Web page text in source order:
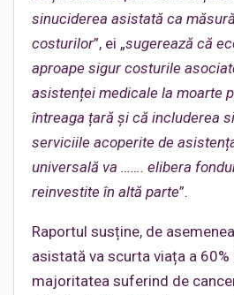
sinuciderea asistată ca
costurilor”, ei „sugerează că
aproape sigur costurile
asistenței medicale la moarte
întreaga țară și că includerea
serviciile acoperite de
universală va ……. elibera
reinvestite în altă parte”.
Raportul susține, de
asistată va scurta viața a
majoritatea suferind de